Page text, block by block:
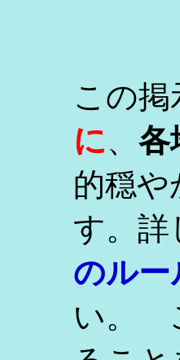
この掲
に、 各
的穏や
す。詳
のルー
い。